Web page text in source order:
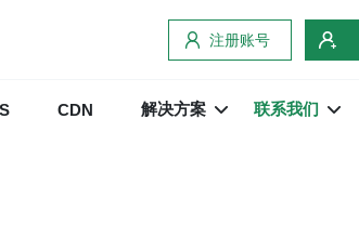
注册账号
CDN 解决方案 联系我们